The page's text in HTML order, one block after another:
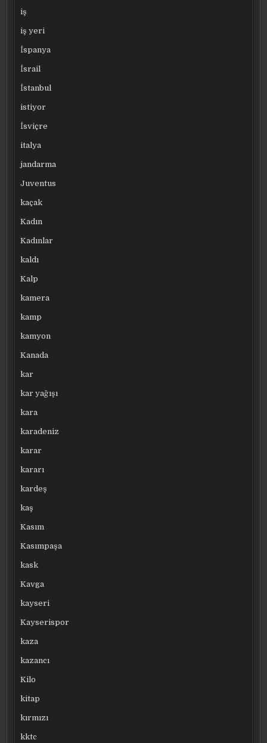
iş
iş yeri
İspanya
İsrail
İstanbul
istiyor
İsviçre
italya
jandarma
Juventus
kaçak
Kadın
Kadınlar
kaldı
Kalp
kamera
kamp
kamyon
Kanada
kar
kar yağışı
kara
karadeniz
karar
kararı
kardeş
kaş
Kasım
Kasımpaşa
kask
Kavga
kayseri
Kayserispor
kaza
kazancı
Kilo
kitap
kırmızı
kktc